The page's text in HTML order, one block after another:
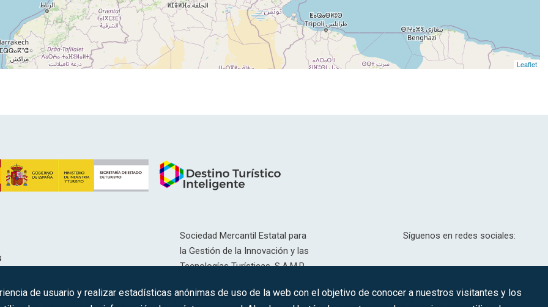
Leaflet
Sociedad Mercantil Estatal para
la Gestión de la Innovación y las
Tecnologías Turísticas, S.A.M.P.
Inscrita en el R.M. de Madrid, T,
Síguenos en redes sociales:
de usuario y realizar estadísticas anónimas de uso de la web con el objetivo de conocer a nuestros visitantes y los